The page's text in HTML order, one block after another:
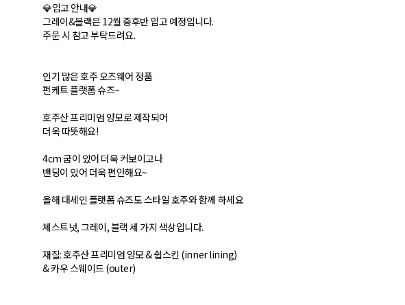
💎입고 안내💎
그레이&블랙은 12월 중후반 입고 예정입니다.
주문 시 참고 부탁드려요.
인기 많은 호주 오즈웨어 정품
펀케트 플랫폼 슈즈~
호주산 프리미엄 양모로 제작되어
더욱 따뜻해요!
4cm 굽이 있어 더욱 커보이고나
밴딩이 있어 더욱 편안해요~
올해 대세인 플랫폼 슈즈도 스타일 호주와 함께 하세요
체스트넛, 그레이, 블랙 세 가지 색상입니다.
재질: 호주산 프리미엄 양모 & 쉽스킨 (inner lining)
& 카우 스웨이드 (outer)